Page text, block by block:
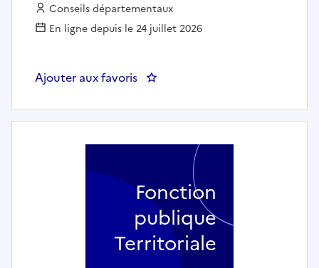
Employeur :
Conseils départementaux
En ligne depuis le 24 juillet 2026
Ajouter aux favoris : TRAVAILLEUR(EUSE)
Fonction
publique
Territoriale